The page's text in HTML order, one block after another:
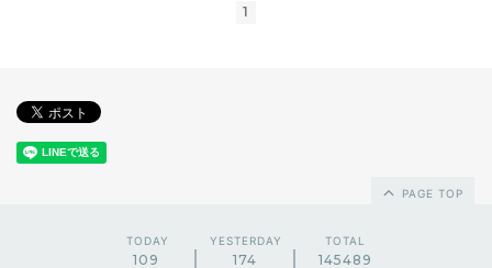
1
PAGE TOP
TODAY
109
YESTERDAY
174
TOTAL
145489